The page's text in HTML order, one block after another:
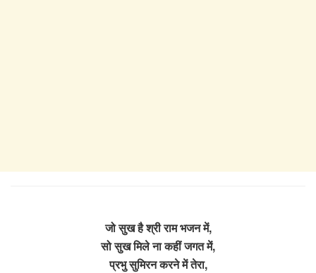
जो सुख है श्री राम भजन में,
सो सुख मिले ना कहीं जगत में,
प्रभु सुमिरन करने में तेरा,